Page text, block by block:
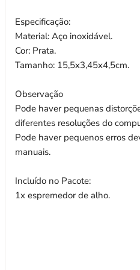
Especificação:
Material: Aço inoxidável.
Cor: Prata.
Tamanho: 15,5x3,45x4,5cm.
Observação
Pode haver pequenas
diferentes resoluções do
Pode haver pequenos erros
manuais.
Incluído no Pacote:
1x espremedor de alho.